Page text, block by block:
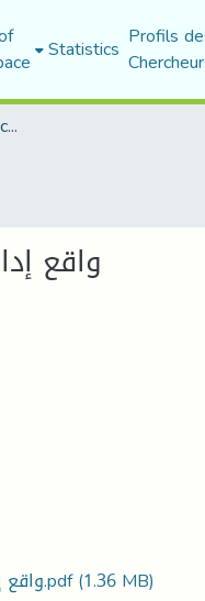
Statistics Profils
Faculty of Economic Sciences, Commerce and Management Sciences
واقع
واقع إدارة الموارد البشرية في المؤسسات.pdf(1.36 MB)